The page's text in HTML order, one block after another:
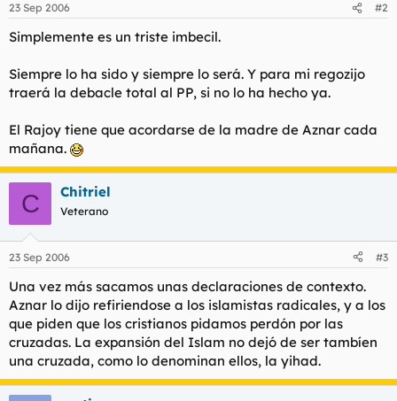
23 Sep 2006 #2
Simplemente es un triste imbecil.
Siempre lo ha sido y siempre lo será. Y para mi regozijo
traerá la debacle total al PP, si no lo ha hecho ya.
El Rajoy tiene que acordarse de la madre de Aznar cada
mañana.
C Chitriel
Veterano
23 Sep 2006 #3
Una vez más sacamos unas declaraciones de contexto.
Aznar lo dijo refiriendose a los islamistas radicales, y a los
que piden que los cristianos pidamos perdón por las
cruzadas. La expansión del Islam no dejó de ser tambíen
una cruzada, como lo denominan ellos, la yihad.